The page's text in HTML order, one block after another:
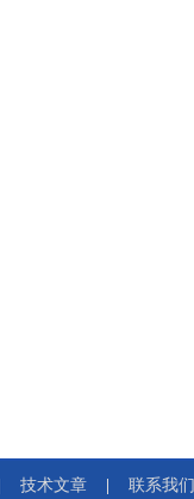
技术文章 联系我们